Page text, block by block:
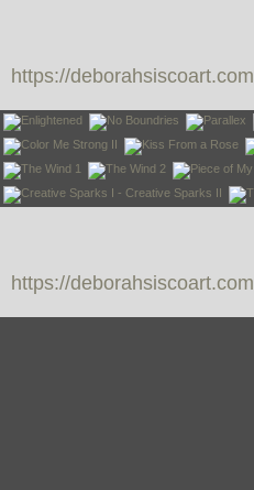
https://deborahsiscoart.com
https://deborahsiscoart.com